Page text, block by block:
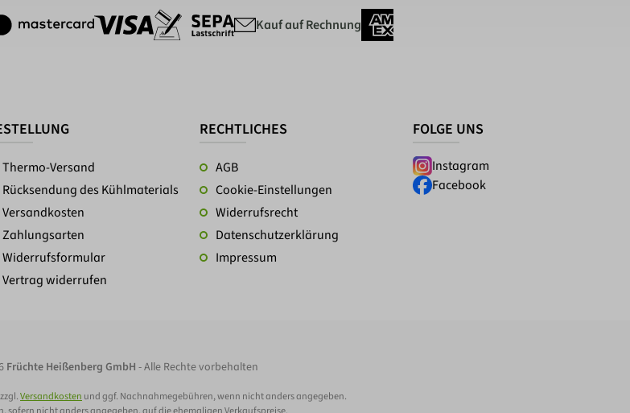
Kauf auf Rechnung
Thermo-Versand
Rücksendung des Kühlmaterials
Versandkosten
Zahlungsarten
Widerrufsformular
Vertrag widerrufen
RECHTLICHES
AGB
Cookie-Einstellungen
Widerrufsrecht
Datenschutzerklärung
Impressum
FOLGE UNS
Instagram
Facebook
Früchte Heißenberg GmbH - Alle Rechte vorbehalten
Versandkosten und ggf. Nachnahmegebühren, wenn nicht anders angegeben.